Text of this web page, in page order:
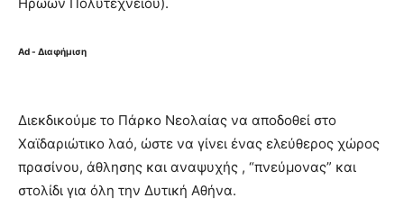
Ad - Διαφήμιση
Διεκδικούμε το Πάρκο Νεολαίας να αποδοθεί στο
Χαϊδαριώτικο λαό, ώστε να γίνει ένας ελεύθερος χώρος
πρασίνου, άθλησης και αναψυχής , “πνεύμονας” και
στολίδι για όλη την Δυτική Αθήνα.